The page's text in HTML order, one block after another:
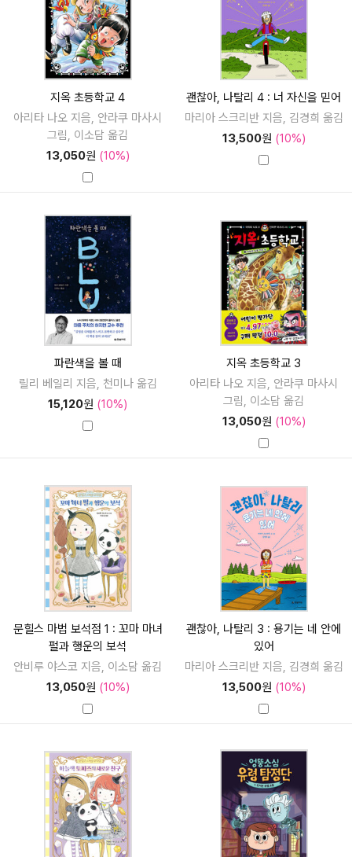
지옥 초등학교 4
아리타 나오 지음, 안라쿠 마사시
그림, 이소담 옮김
13,050원 (10%)
괜찮아, 나탈리 4 : 너 자신을 믿어
마리아 스크리반 지음, 김경희 옮김
13,500원 (10%)
파란색을 볼 때
릴리 베일리 지음, 천미나 옮김
15,120원 (10%)
지옥 초등학교 3
아리타 나오 지음, 안라쿠 마사시
그림, 이소담 옮김
13,050원 (10%)
문힐스 마법 보석점 1 : 꼬마 마녀
펄과 행운의 보석
안비루 야스코 지음, 이소담 옮김
13,050원 (10%)
괜찮아, 나탈리 3 : 용기는 네 안에
있어
마리아 스크리반 지음, 김경희 옮김
13,500원 (10%)